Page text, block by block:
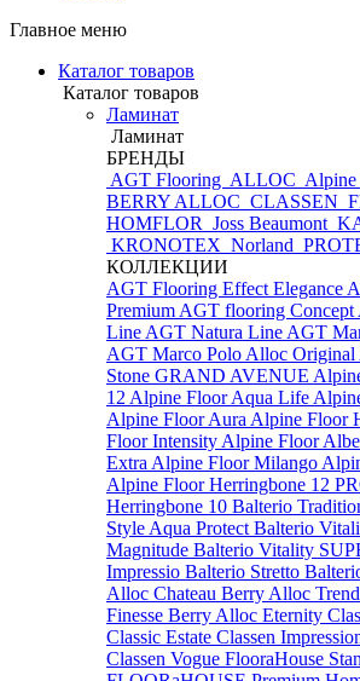
Главное меню
Каталог товаров
Каталог товаров
Ламинат
Ламинат
БРЕНДЫ
AGT Flooring ALLOC
BERRY ALLOC CLASSEN
HOMFLOR Joss Beaumont
KRONOTEX Norland
КОЛЛЕКЦИИ
AGT Flooring Effect Elegance
Premium AGT flooring Concept
Line AGT Natura Line AGT
AGT Marco Polo Alloc Original
Stone GRAND AVENUE
12 Alpine Floor Aqua Life
Alpine Floor Aura Alpine Floor
Floor Intensity Alpine Floor
Extra Alpine Floor Milango
Alpine Floor Herringbone 12
Herringbone 10 Balterio
Style Aqua Protect Balterio
Magnitude Balterio Vitality
Impressio Balterio Stretto
Alloc Chateau Berry Alloc
Finesse Berry Alloc Eternity
Classic Estate Classen
Classen Vogue FlooraHouse